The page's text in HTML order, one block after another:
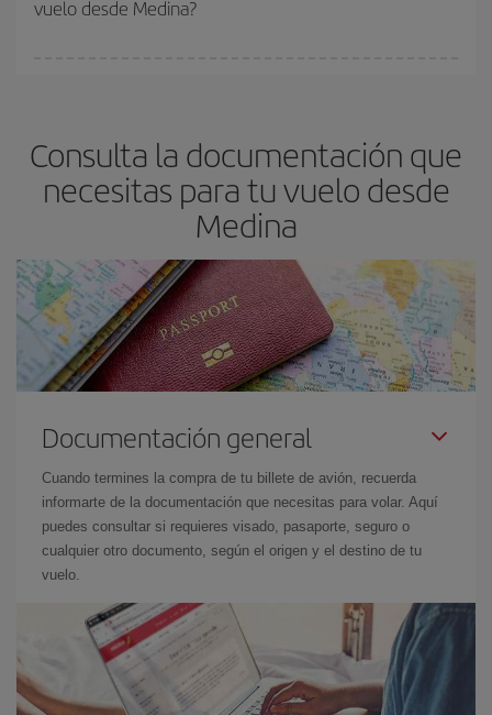
y de que las tarifas más baratas (turista) estén disponibles o se
vuelo desde Medina?
Consulta la documentación que
necesitas para tu vuelo desde
Medina
Documentación general
Cuando termines la compra de tu billete de avión, recuerda
informarte de la documentación que necesitas para volar. Aquí
puedes consultar si requieres visado, pasaporte, seguro o
cualquier otro documento, según el origen y el destino de tu
vuelo.